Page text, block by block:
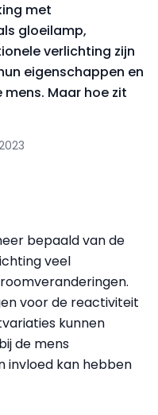
met
gloeilamp,
verlichting zijn
eigenschappen en
Maar hoe zit
bepaald van de
veel
voor de reactiviteit
kunnen
de mens
invloed kan hebben